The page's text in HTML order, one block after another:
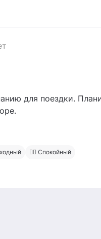
для поездки.
🧍‍♂️ Спокойный